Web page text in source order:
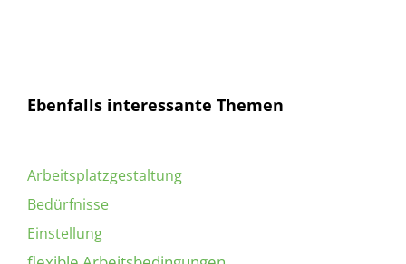
Ebenfalls interessante Themen
Arbeitsplatzgestaltung
Bedürfnisse
Einstellung